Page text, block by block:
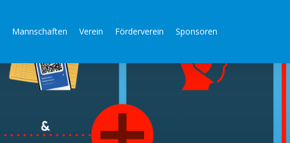
Mannschaften Verein Förderverein Sponsoren